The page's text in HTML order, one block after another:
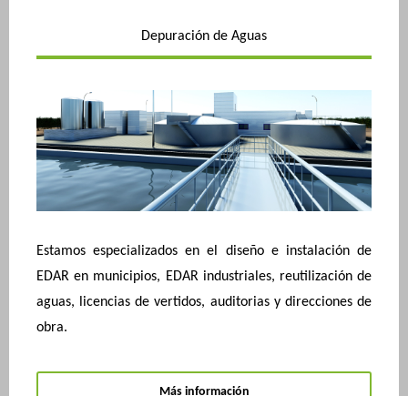
Depuración de Aguas
Estamos especializados en el diseño e instalación de
EDAR en municipios, EDAR industriales, reutilización de
aguas, licencias de vertidos, auditorias y direcciones de
obra.
Más información